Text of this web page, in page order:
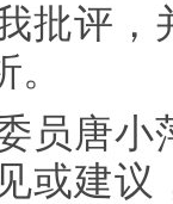
批评
员唐小
或建